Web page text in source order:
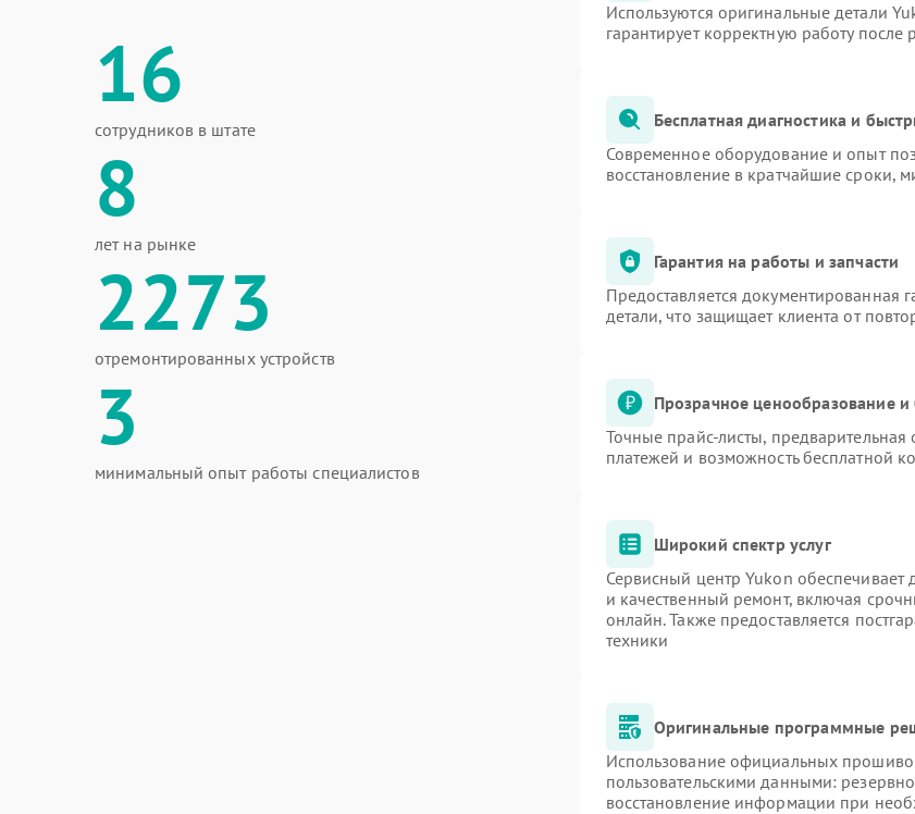
16
сотрудников в штате
8
лет на рынке
2273
отремонтированных устройств
3
минимальный опыт работы специалистов
Используются оригинальные детали
гарантирует корректную работу
Бесплатная диагностика и
Современное оборудование и опыт
восстановление в кратчайшие сроки,
Гарантия на работы и запчасти
Предоставляется
детали, что защищает клиента от
Прозрачное ценообразование и
Точные прайс-листы, предварительная
платежей и возможность бесплатной
Широкий спектр услуг
Сервисный центр Yukon обеспечивает
и качественный ремонт, включая
онлайн. Также предоставляется
техники
Оригинальные программные
Использование официальных
пользовательскими данными:
восстановление информации при